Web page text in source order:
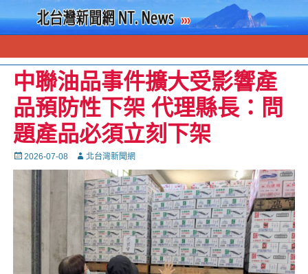
中聯油品事件擴大受影響產
品預防性下架 代理縣長：問
題產品必須立刻下架
Posted
on
2026-07-08 Autor北台灣新聞網